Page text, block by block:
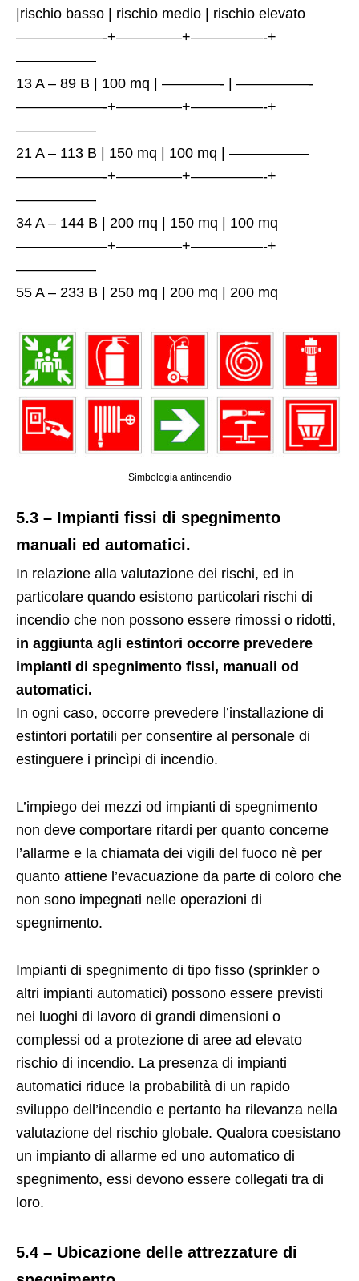
|rischio basso | rischio medio | rischio elevato
——————-+————–+—————-+
—————–
13 A – 89 B | 100 mq | ————- | —————-
——————-+————–+—————-+
—————–
21 A – 113 B | 150 mq | 100 mq | —————–
——————-+————–+—————-+
—————–
34 A – 144 B | 200 mq | 150 mq | 100 mq
——————-+————–+—————-+
—————–
55 A – 233 B | 250 mq | 200 mq | 200 mq
Simbologia antincendio
5.3 – Impianti fissi di spegnimento
manuali ed automatici.
In relazione alla valutazione dei rischi, ed in
particolare quando esistono particolari rischi di
incendio che non possono essere rimossi o ridotti,
in aggiunta agli estintori occorre prevedere
impianti di spegnimento fissi, manuali od
automatici.
In ogni caso, occorre prevedere l’installazione di
estintori portatili per consentire al personale di
estinguere i princìpi di incendio.
L’impiego dei mezzi od impianti di spegnimento
non deve comportare ritardi per quanto concerne
l’allarme e la chiamata dei vigili del fuoco nè per
quanto attiene l’evacuazione da parte di coloro che
non sono impegnati nelle operazioni di
spegnimento.
Impianti di spegnimento di tipo fisso (sprinkler o
altri impianti automatici) possono essere previsti
nei luoghi di lavoro di grandi dimensioni o
complessi od a protezione di aree ad elevato
rischio di incendio. La presenza di impianti
automatici riduce la probabilità di un rapido
sviluppo dell’incendio e pertanto ha rilevanza nella
valutazione del rischio globale. Qualora coesistano
un impianto di allarme ed uno automatico di
spegnimento, essi devono essere collegati tra di
loro.
5.4 – Ubicazione delle attrezzature di